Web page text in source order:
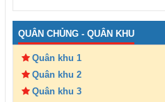
QUÂN CHỦNG - QUÂN KHU
Quân khu 1
Quân khu 2
Quân khu 3